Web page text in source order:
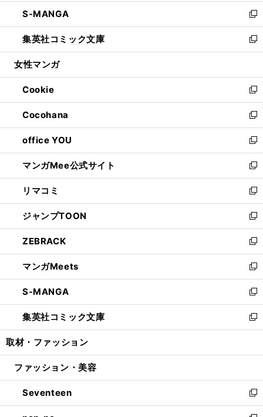
く
で
開
く
ン
ド
ウ
で
開
ウ
ィ
ン
ド
ウ
開
く
し
い
ウ
ィ
ン
ウ
で
開
く
S-MANGA
新
し
い
ウ
ン
ド
ウ
で
開
く
集英社コミック文庫
新
し
ウ
ィ
ン
ド
ウ
で
開
く
女性マンガ
Cookie
新
し
い
ウ
ィ
ン
ド
ウ
で
開
く
Cocohana
新
し
い
ウ
ィ
ン
ド
ウ
で
開
く
office YOU
新
し
い
ウ
ィ
ン
ド
ウ
で
開
く
マンガMee公式サイト
新
し
い
ウ
ィ
ン
ド
ウ
で
開
く
リマコミ
新
し
い
ウ
ィ
ン
ド
ウ
で
開
く
ジャンプTOON
新
し
い
ウ
ィ
ン
ド
ウ
で
開
ZEBRACK
新
し
い
ウ
ィ
ン
ド
ウ
開
マンガMeets
新
し
い
ウ
ィ
ン
ウ
開
く
S-MANGA
新
し
い
ウ
ン
ウ
で
開
集英社コミック文庫
新
し
ウ
ン
ド
ウ
取材・ファッション
ファッション・美容
Seventeen
新
し